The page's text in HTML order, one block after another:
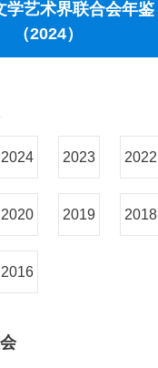
学艺术界联合会年鉴
（2024）
2024 2023 2022
2020 2019 2018
2016